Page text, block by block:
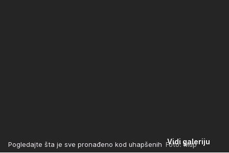
Vidi galeriju
Pogledajte šta je sve pronađeno kod uhapšenih Foto: Mup